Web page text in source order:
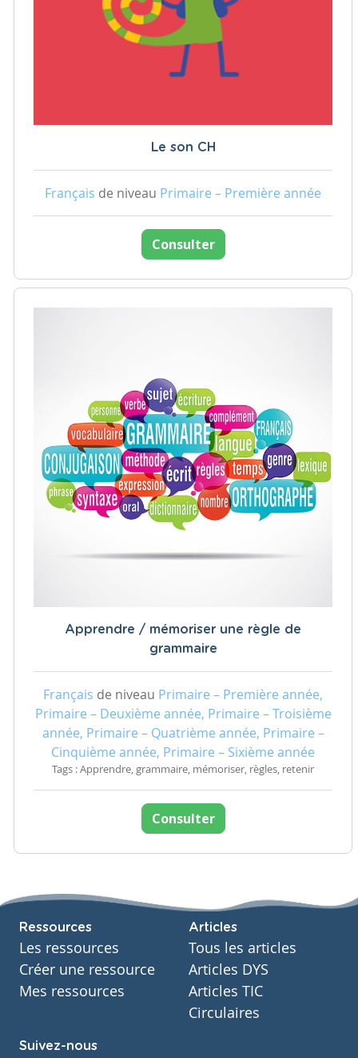
Le son CH
Français de niveau Primaire – Première année
Consulter
Apprendre / mémoriser une règle de
grammaire
Français de niveau Primaire – Première année,
Primaire – Deuxième année, Primaire – Troisième
année, Primaire – Quatrième année, Primaire –
Cinquième année, Primaire – Sixième année
Tags : Apprendre, grammaire, mémoriser, règles, retenir
Consulter
Ressources
Les ressources
Créer une ressource
Mes ressources
Articles
Tous les articles
Articles DYS
Articles TIC
Circulaires
Suivez-nous